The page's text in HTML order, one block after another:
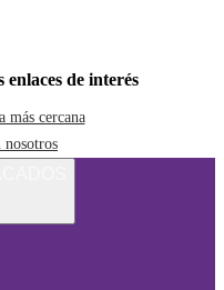
de interés
más cercana
nosotros